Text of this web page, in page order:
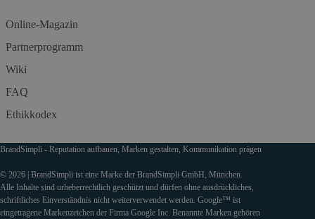
Online-Magazin
Partnerprogramm
Wiki
FAQ
Ethikkodex
BrandSimpli - Reputation aufbauen, Marken gestalten, Kommunikation prägen
© 2026 | BrandSimpli ist eine Marke der BrandSimpli GmbH, München.
Alle Inhalte sind urheberrechtlich geschützt und dürfen ohne ausdrückliches,
schriftliches Einverständnis nicht weiterverwendet werden. Google™ ist
eingetragene Markenzeichen der Firma Google Inc. Benannte Marken gehören